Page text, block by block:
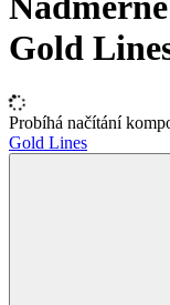
Gold
Probíhá načítání
Gold Lines